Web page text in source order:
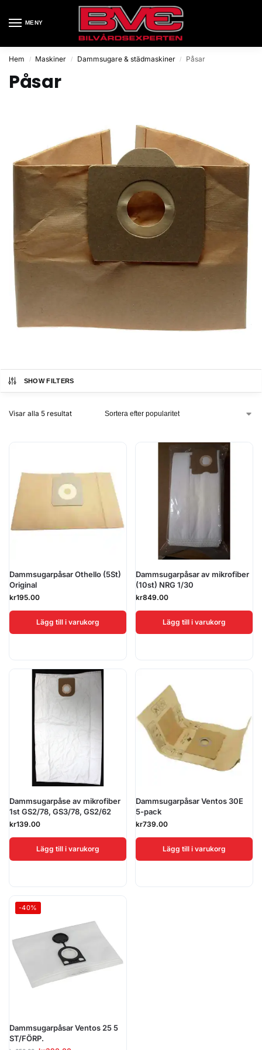
MENY
Hem / Maskiner / Dammsugare & städmaskiner / Påsar
Påsar
SHOW FILTERS
Visar alla 5 resultat
Dammsugarpåsar Othello (5St)
Original
kr195.00
Lägg till i varukorg
Dammsugarpåsar av mikrofiber
(10st) NRG 1/30
kr849.00
Lägg till i varukorg
Dammsugarpåse av mikrofiber
1st GS2/78, GS3/78, GS2/62
kr139.00
Lägg till i varukorg
Dammsugarpåsar Ventos 30E
5-pack
kr739.00
Lägg till i varukorg
-40%
Dammsugarpåsar Ventos 25 5
ST/FÖRP.